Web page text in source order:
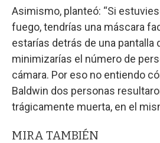
Asimismo, planteó: “Si
fuego, tendrías una máscara
estarías detrás de una pantalla
minimizarías el número de
cámara. Por eso no entiendo
Baldwin dos personas
trágicamente muerta, en el
MIRA TAMBIÉN